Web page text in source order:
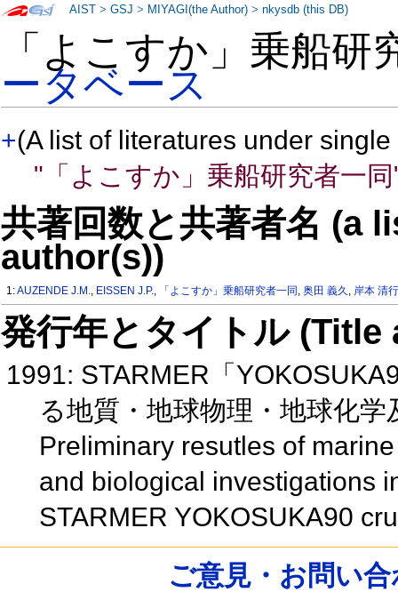
「よこすか」乗船
ータベース
+(A list of literatures under
"「よこすか」乗船研究者一
共著回数と共著者名 (a
author(s))
1:AUZENDE J.M., EISSEN J.P., 「よこすか」乗船研究者一同 ,奥田 義久 , 岸本 清
発行年とタイトル
1991: STARMER「
る地質・地球物理・地球化
Preliminary resutles of
and biological investigations
STARMER YOKOSUKA90
AIST >GSJ > MIYAGI(the Author) >nkysdb (this DB)
ご意見・お問い